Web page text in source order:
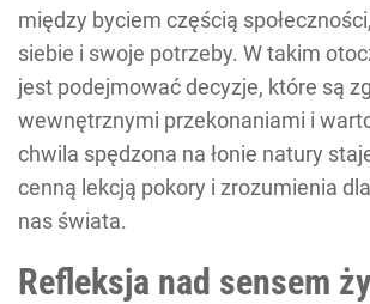
między byciem częścią
siebie i swoje potrzeby. W takim
jest podejmować decyzje, które są
wewnętrznymi przekonaniami i
chwila spędzona na łonie natury
cenną lekcją pokory i zrozumienia
nas świata.
Refleksja nad sensem